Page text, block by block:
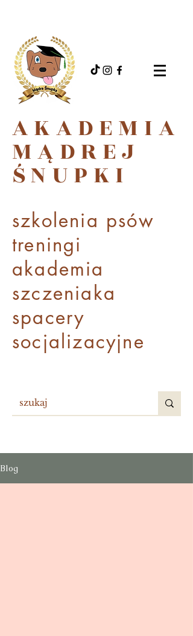
AKADEMIA
MĄDREJ
ŚNUPKI
szkolenia psów
treningi
akademia
szczeniaka
spacery
socjalizacyjne
Blog